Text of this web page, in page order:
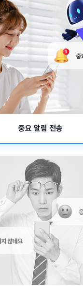
중요 알림 전송